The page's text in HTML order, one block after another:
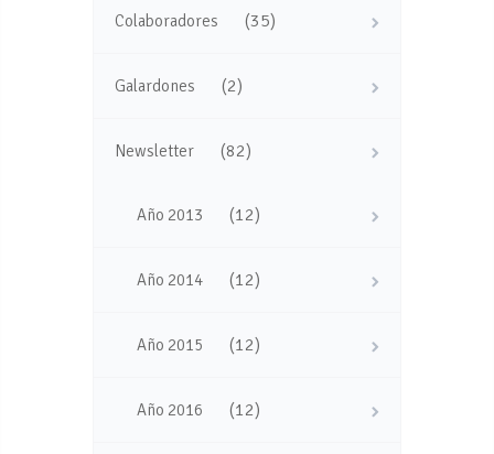
Colaboradores (35)
Galardones (2)
Newsletter (82)
Año 2013 (12)
Año 2014 (12)
Año 2015 (12)
Año 2016 (12)